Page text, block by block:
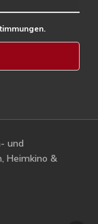
und
Heimkino &